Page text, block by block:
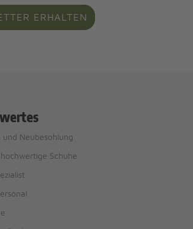
ERHALTEN
Neubesohlung
Schuhe